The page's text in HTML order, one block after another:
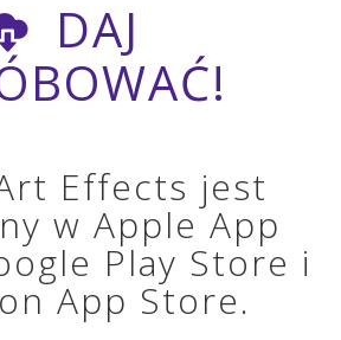
DAJ
Effects jest
w Apple App
Play Store i
App Store.